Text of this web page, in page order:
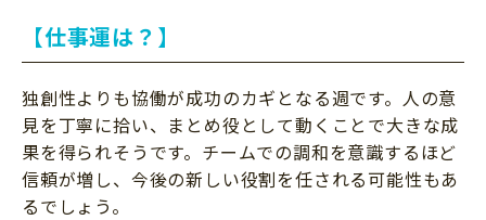
【仕事運は？】
独創性よりも協働が成功のカギとなる週です。人の意
見を丁寧に拾い、まとめ役として動くことで大きな成
果を得られそうです。チームでの調和を意識するほど
信頼が増し、今後の新しい役割を任される可能性もあ
るでしょう。